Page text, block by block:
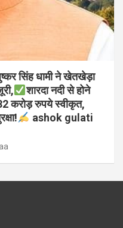
सिंह धामी ने खेतखेड़ा
शारदा नदी से होने
करोड़ रुपये स्वीकृत,
ashok gulati